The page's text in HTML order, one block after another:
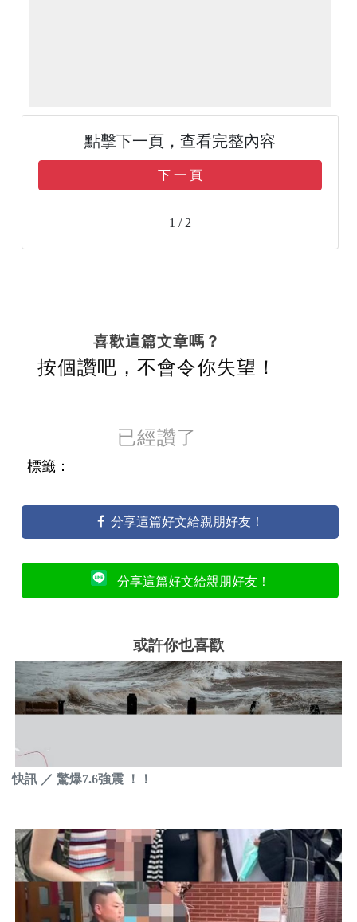
點擊下一頁，查看完整內容
下 一 頁
1 / 2
喜歡這篇文章嗎？
按個讚吧，不會令你失望！
已經讚了
標籤：
分享這篇好文給親朋好友！
分享這篇好文給親朋好友！
或許你也喜歡
快訊 ／ 驚爆7.6強震 ！！